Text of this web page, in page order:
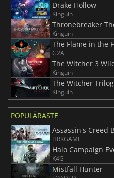
Drake Hollow
Kinguin
Thronebreaker
Kinguin
The Flame in the
G2A
The Witcher 3
Kinguin
The Witcher
Kinguin
POPULÄRASTE
HRKGAME
Halo Campaign
K4G
Mistfall Hunter